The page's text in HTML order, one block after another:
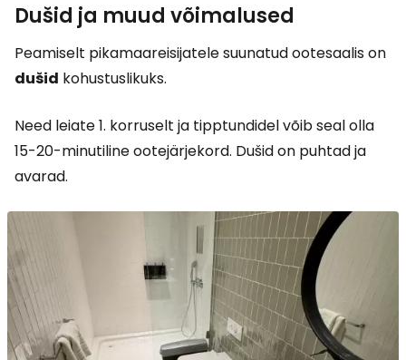
Dušid ja muud võimalused
Peamiselt pikamaareisijatele suunatud ootesaalis on
dušid kohustuslikuks.
Need leiate 1. korruselt ja tipptundidel võib seal olla
15-20-minutiline ootejärjekord. Dušid on puhtad ja
avarad.